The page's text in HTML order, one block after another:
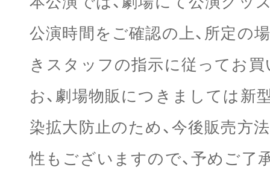
公演時間をご確認の上、所定の
きスタッフの指示に従ってお
お、劇場物販につきましては新
染拡大防止のため、今後販売方
性もございますので、予めご了